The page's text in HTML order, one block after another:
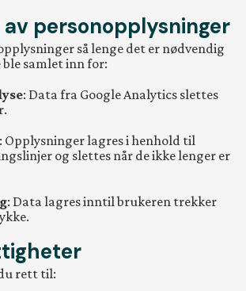
av personopplysninger
så lenge det er nødvendig
samlet inn for:
: Data fra Google Analytics slettes
: Opplysninger lagres i henhold til
og slettes når de ikke lenger er
: Data lagres inntil brukeren trekker
rett til: